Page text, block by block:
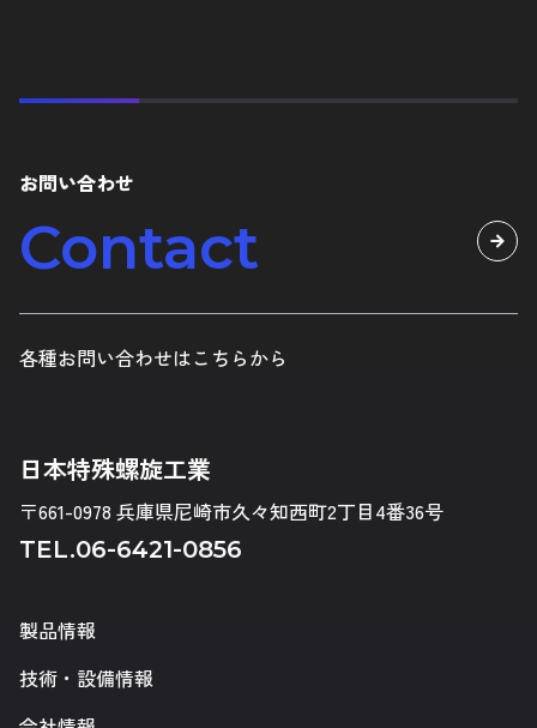
お問い合わせ
Contact
各種お問い合わせはこちらから
日本特殊螺旋工業
〒661-0978 兵庫県尼崎市久々知西町2丁目4番36号
TEL.06-6421-0856
製品情報
技術・設備情報